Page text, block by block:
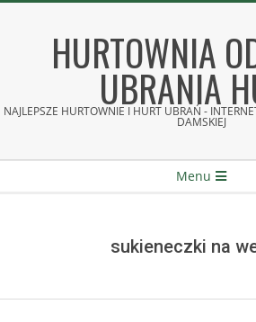
HURTOWNIA
UBRANIA
NAJLEPSZE HURTOWNIE I HURT UBRAŃ -
DAMSKIEJ
Menu
sukieneczki na